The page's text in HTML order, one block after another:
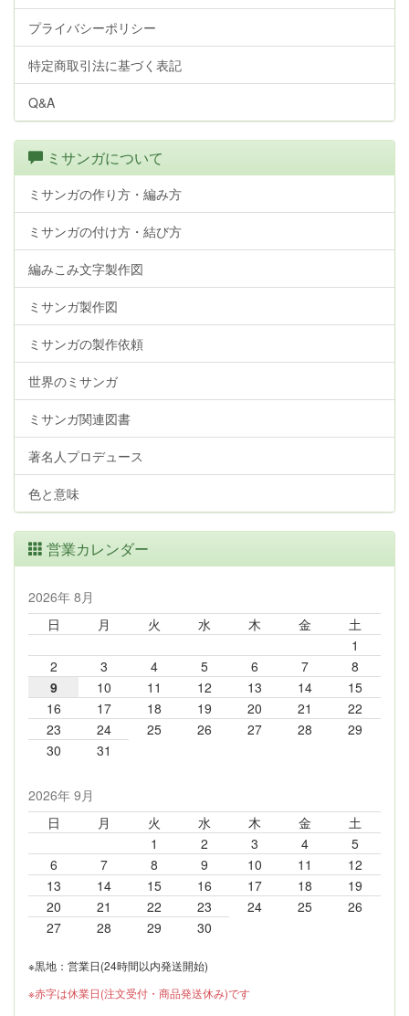
プライバシーポリシー
特定商取引法に基づく表記
Q&A
ミサンガについて
ミサンガの作り方・編み方
ミサンガの付け方・結び方
編みこみ文字製作図
ミサンガ製作図
ミサンガの製作依頼
世界のミサンガ
ミサンガ関連図書
著名人プロデュース
色と意味
営業カレンダー
2026年 8月
日
月 火 水 木 金
土
1
2
3 4 5 6 7
8
9
10 11 12 13 14
15
16
17 18 19 20 21
22
23
24 25 26 27 28
29
30
31
2026年 9月
日
月 火 水 木 金
土
1
2 3 4
5
6
7 8 9 10 11
12
13
14 15 16 17 18
19
20
21 22 23 24 25
26
27
28 29 30
※黒地：営業日(24時間以内発送開始)
※赤字は休業日(注文受付・商品発送休み)です